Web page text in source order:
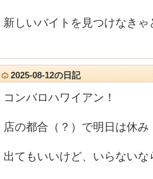
新しいバイトを見つけなき
2025-08-12の日記
コンバロハワイアン！
店の都合（？）で明日は休み
出てもいいけど、いらないな